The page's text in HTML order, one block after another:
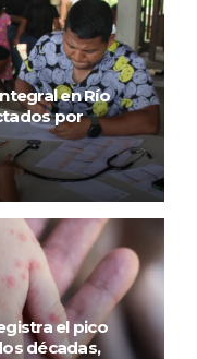
en Río
por
el pico
décadas,